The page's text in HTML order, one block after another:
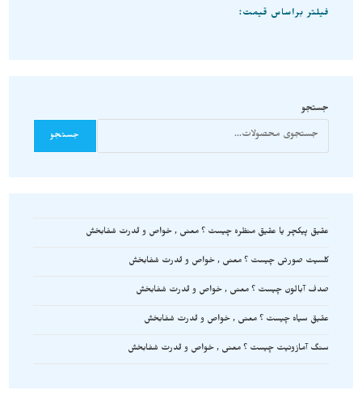
فیلتر براساس قیمت:
جستجو
جستجو
عقیق پیکچر یا عقیق منظره چیست ؟ معنی , خواص و قدرت شفابخش
کلسیت صورتی چیست ؟ معنی , خواص و قدرت شفابخش
صدف آبالون چیست ؟ معنی , خواص و قدرت شفابخش
عقیق سیاه چیست ؟ معنی , خواص و قدرت شفابخش
سنگ آمازونیت چیست ؟ معنی , خواص و قدرت شفابخش